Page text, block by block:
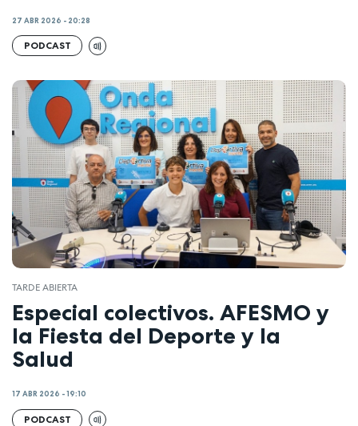
27 ABR 2026 - 20:28
PODCAST
TARDE ABIERTA
Especial colectivos. AFESMO y
la Fiesta del Deporte y la
Salud
17 ABR 2026 - 19:10
PODCAST